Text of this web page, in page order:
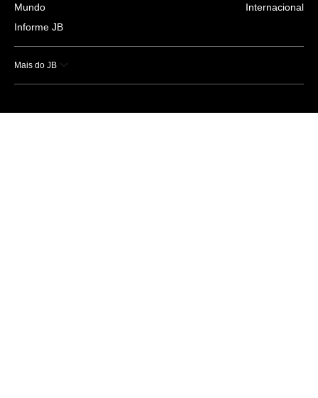
Mundo
Informe JB
Internacional
Mais do JB
Esportes